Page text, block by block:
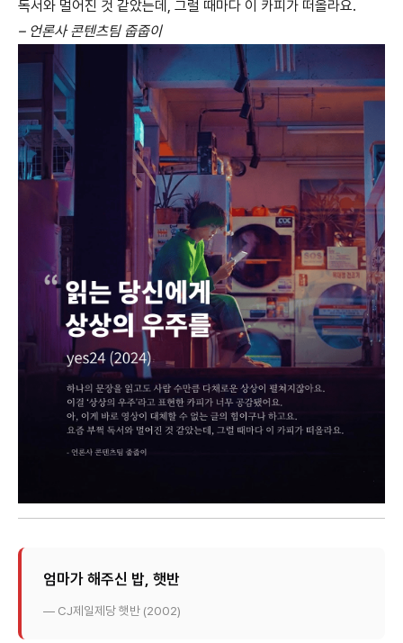
독서와 멀어진 것 같았는데, 그럴 때마다 이 카피가 떠올라요.
– 언론사 콘텐츠팀 줍줍이
엄마가 해주신 밥, 햇반
— CJ제일제당 햇반 (2002)